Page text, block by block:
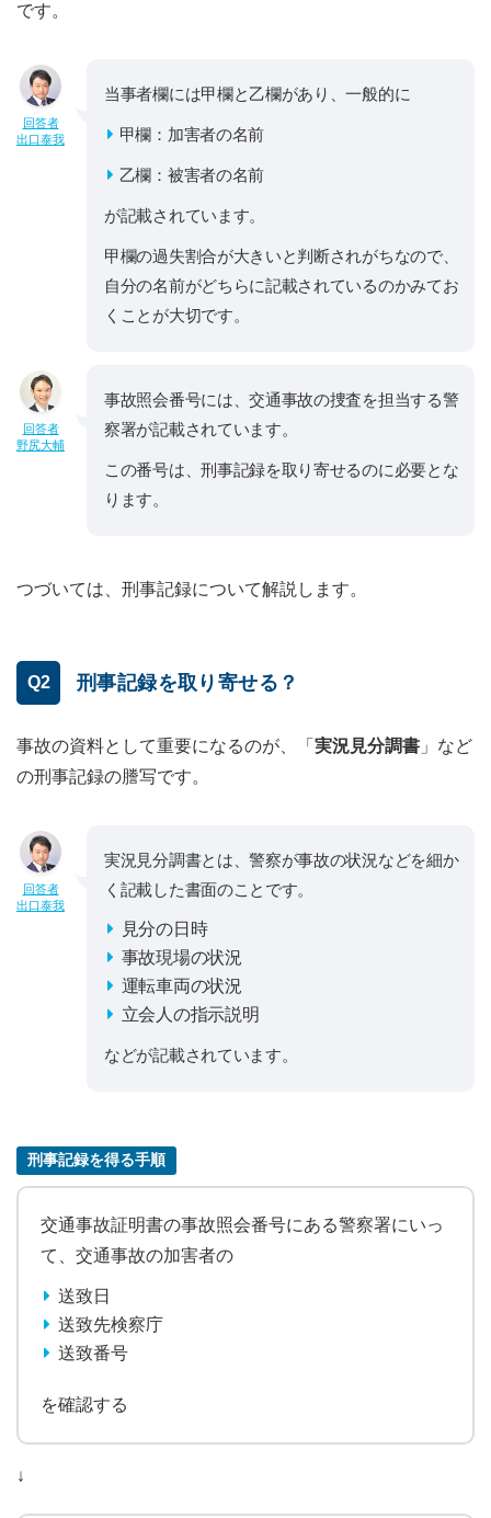
です。
回答者
出口泰我
当事者欄には甲欄と乙欄があり、一般的に
甲欄：加害者の名前
乙欄：被害者の名前
が記載されています。
甲欄の過失割合が大きいと判断されがちなので、
自分の名前がどちらに記載されているのかみてお
くことが大切です。
回答者
野尻大輔
事故照会番号には、交通事故の捜査を担当する警
察署が記載されています。
この番号は、刑事記録を取り寄せるのに必要とな
ります。
つづいては、刑事記録について解説します。
Q2 刑事記録を取り寄せる？
事故の資料として重要になるのが、「 実況見分調書 」など
の刑事記録の謄写です。
回答者
出口泰我
実況見分調書とは、警察が事故の状況などを細か
く記載した書面のことです。
見分の日時
事故現場の状況
運転車両の状況
立会人の指示説明
などが記載されています。
刑事記録を得る手順
交通事故証明書の事故照会番号にある警察署にいっ
て、交通事故の加害者の
送致日
送致先検察庁
送致番号
を確認する
↓